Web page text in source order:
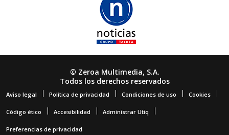
© Zeroa Multimedia, S.A.
Todos los derechos reservados
Aviso legal Política de privacidad Condiciones de uso Cookies
Código ético Accesibilidad Administrar Utiq
Preferencias de privacidad